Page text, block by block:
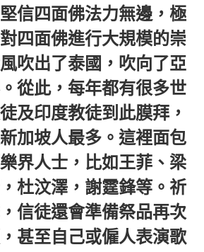
信四面佛法力無邊，極
四面佛進行大規模的崇
吹出了泰國，吹向了亞
從此，每年都有很多世
及印度教徒到此膜拜，
加坡人最多。這裡面包
界人士，比如王菲、梁
杜汶澤，謝霆鋒等。祈
信徒還會準備祭品再次
甚至自己或僱人表演歌